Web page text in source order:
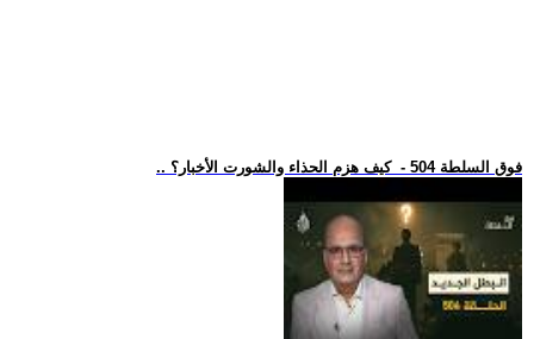
.. فوق السلطة 504 - كيف هزم الحذاء والشورت الأخبار؟